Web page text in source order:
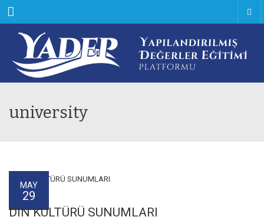
Menu
university
MAY
29
DİN KÜLTÜRÜ SUNUMLARI